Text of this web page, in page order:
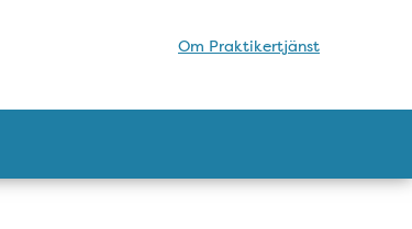
Om Praktikertjänst